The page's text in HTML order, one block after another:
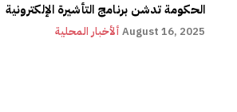
الحكومة تدشن برنامج التأشيرة الإلكترونية
ألأخبار المحلية August 16, 2025